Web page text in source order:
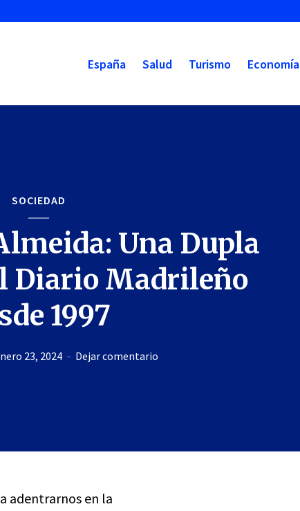
España Salud Turismo Economía
SOCIEDAD
Una Dupla
Diario Madrileño
1997
23, 2024 Dejar comentario
adentrarnos en la